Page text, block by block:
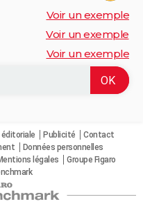
Voir un exemple
Voir un exemple
Voir un exemple
Publicité
Contact
Données personnelles
légales
Groupe Figaro